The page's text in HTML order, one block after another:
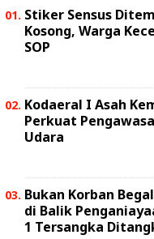
Stiker Sensus
Kosong, Warga
SOP
Kodaeral I Asah
Perkuat
Udara
Bukan Korban
di Balik
1 Tersangka